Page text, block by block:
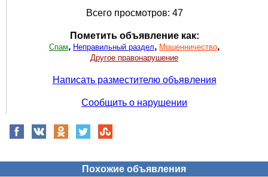
Всего просмотров: 47
Пометить объявление как:
Спам, Неправильный раздел, Мошенничество,
Другое правонарушение
Написать разместителю объявления
Сообщить о нарушении
Похожие объявления